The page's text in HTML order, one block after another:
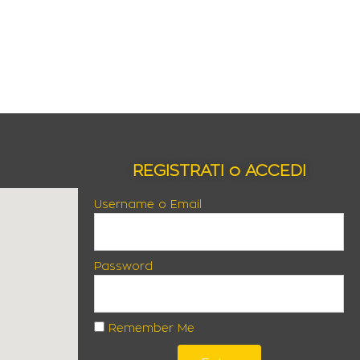
REGISTRATI o ACCEDI
Username o Email
Password
Remember Me